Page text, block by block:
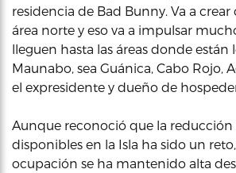
residencia de Bad Bunny. Va a
área norte y eso va a impulsar
lleguen hasta las áreas donde están
Maunabo, sea Guánica, Cabo Rojo,
el expresidente y dueño de
Aunque reconoció que la reducción
disponibles en la Isla ha sido un
ocupación se ha mantenido alta